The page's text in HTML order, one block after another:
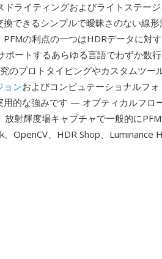
ライティングおよびライトステー
できるシンプルで曖昧さのない線
の利点の一つはHDRデータに対
ポートするあらゆる言語でわずか数
のプロトタイピングやカスタムツー
ョンおよびコンピュテーショナルフ
的な強みです — オプティカルフロ
射輝度場キャプチャで一般的に
OpenCV、HDR Shop、Luminance